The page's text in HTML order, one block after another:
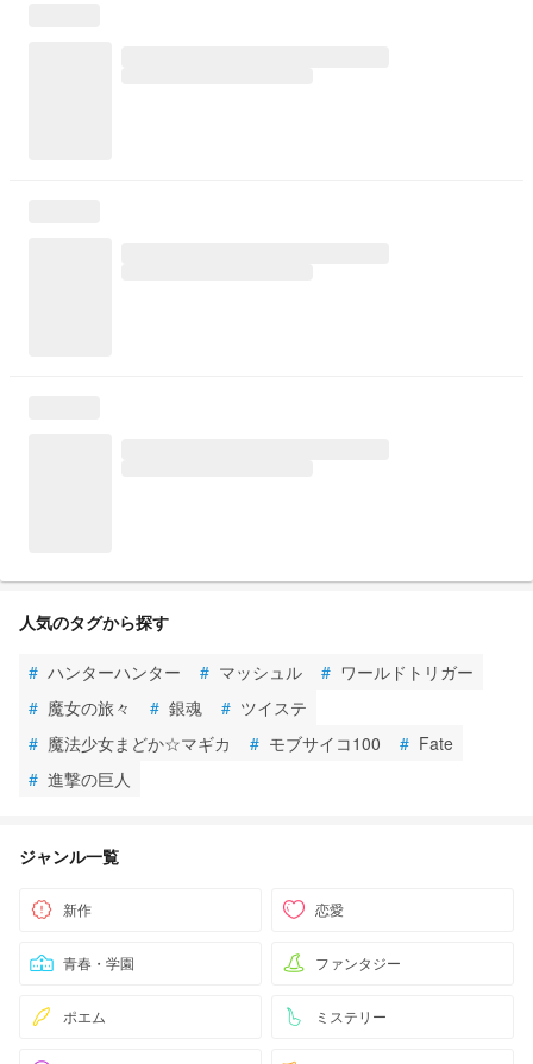
人気のタグから探す
# ハンターハンター # マッシュル # ワールドトリガー
# 魔女の旅々 # 銀魂 # ツイステ
# 魔法少女まどか☆マギカ # モブサイコ100 # Fate
# 進撃の巨人
ジャンル一覧
新作 恋愛
青春・学園 ファンタジー
ポエム ミステリー